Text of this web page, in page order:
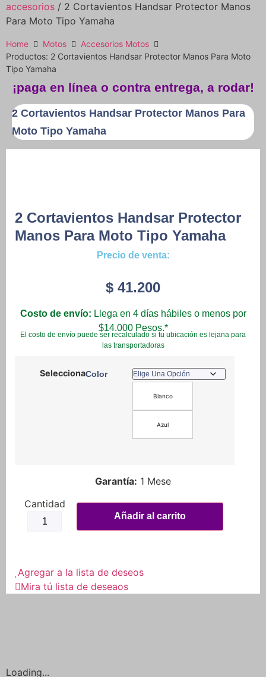
accesorios / 2 Cortavientos Handsar Protector Manos
Para Moto Tipo Yamaha
Home Motos
Accesorios Motos
Productos: 2 Cortavientos Handsar Protector Manos Para Moto
Tipo Yamaha
¡paga en línea o contra entrega, a rodar!
2 Cortavientos Handsar Protector Manos Para
Moto Tipo Yamaha
2 Cortavientos Handsar Protector
Manos Para Moto Tipo Yamaha
Precio de venta:
$ 41.200
Costo de envío: Llega en 4 días hábiles o menos por
$14.000 Pesos.*
El costo de envío puede ser recalculado si tu ubicación es lejana para
las transportadoras
Color
Blanco
Azul
Garantía: 1 Mese
2
Cortavientos
Protector
Tipo
Yamaha
cantidad
Añadir al carrito
Agregar a la lista de deseos
Mira tú lista de deseaos
Loading...